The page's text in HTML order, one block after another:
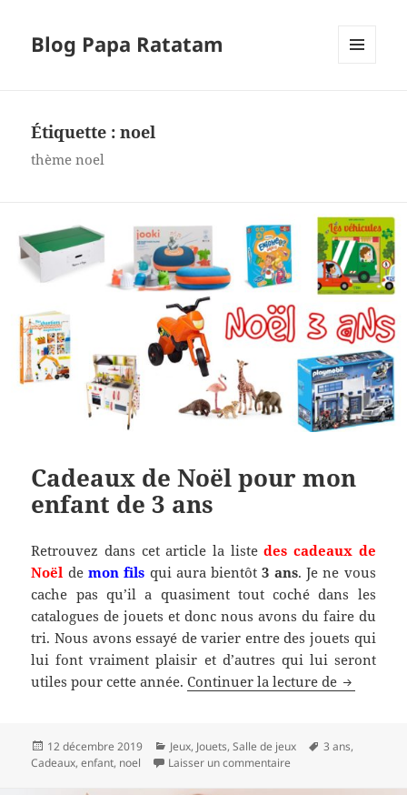
Blog Papa Ratatam
Étiquette :noel
thème noel
Cadeaux de Noël pour mon
enfant de 3 ans
Retrouvez dans cet article la listedes cadeaux de
Noël demon fils qui aura bientôt3 ans. Je ne vous
cache pas qu’il a quasiment tout coché dans les
catalogues de jouets et donc nous avons du faire du
tri. Nous avons essayé de varier entre des jouets qui
lui font vraiment plaisir et d’autres qui lui seront
utiles pour cette année.Continuer la lecture de Cadeaux
Publié
le
12 décembre 2019 Catégories
Jeux, Jouets,Salle de jeux
Mots-
3 ans,
Cadeaux,enfant, noel Laisser un commentaire